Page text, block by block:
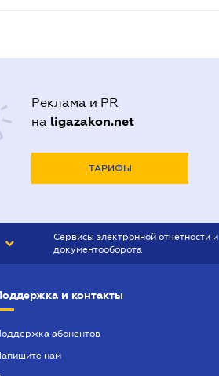
Реклама и PR
на ligazakon.net
ТАРИФЫ
Сервисы электронной отчетности и
документооборота
и контакты
абонентов
нам